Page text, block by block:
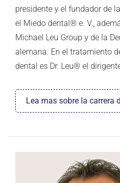
presidente y el fundador de
el Miedo dental® e. V.,
Michael Leu Group y de la
alemana. En el tratamiento
dental es Dr. Leu® el
Lea mas sobre la carrera